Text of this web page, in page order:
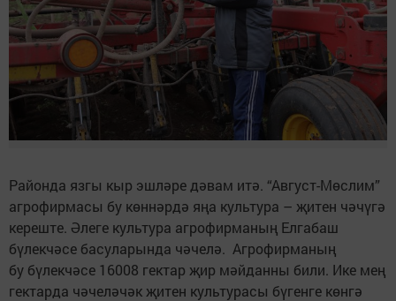
Районда язгы кыр эшләре дәвам итә. “Август-Мөслим”
агрофирмасы бу көннәрдә яңа культура – җитен чәчүгә
кереште. Әлеге культура агрофирманың Елгабаш
бүлекчәсе басуларында чәчелә. Агрофирманың
бу бүлекчәсе 16008 гектар җир мәйданны били. Ике мең
гектарда чәчеләчәк җитен культурасы бүгенге көнгә